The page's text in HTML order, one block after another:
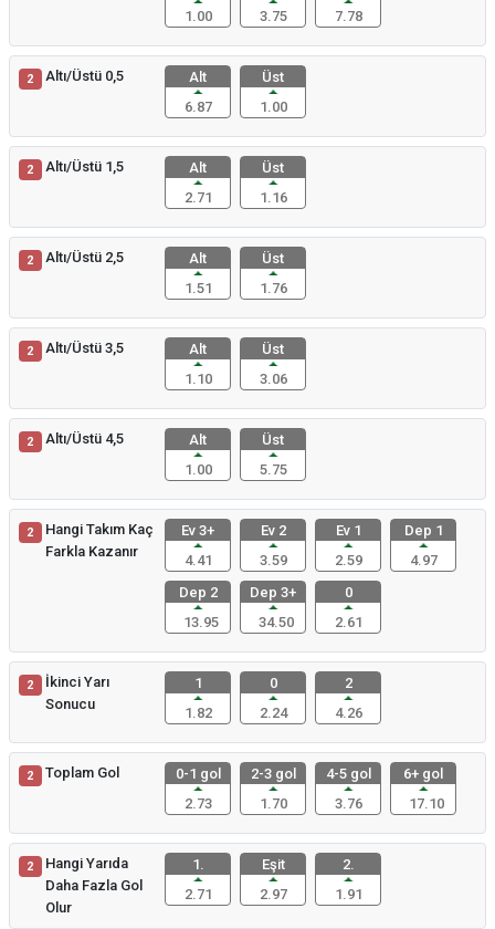
1.00
3.75
7.78
2 Altı/Üstü 0,5
Alt
6.87
Üst
1.00
2 Altı/Üstü 1,5
Alt
2.71
Üst
1.16
2 Altı/Üstü 2,5
Alt
1.51
Üst
1.76
2 Altı/Üstü 3,5
Alt
1.10
Üst
3.06
2 Altı/Üstü 4,5
Alt
1.00
Üst
5.75
2
Hangi Takım Kaç
Farkla Kazanır
Ev 3+
4.41
Ev 2
3.59
Ev 1
2.59
Dep 1
4.97
Dep 2
13.95
Dep 3+
34.50
0
2.61
2
İkinci Yarı
Sonucu
1
1.82
0
2.24
2
4.26
2 Toplam Gol
0-1 gol
2.73
2-3 gol
1.70
4-5 gol
3.76
6+ gol
17.10
2
Hangi Yarıda
Daha Fazla Gol
Olur
1.
2.71
Eşit
2.97
2.
1.91